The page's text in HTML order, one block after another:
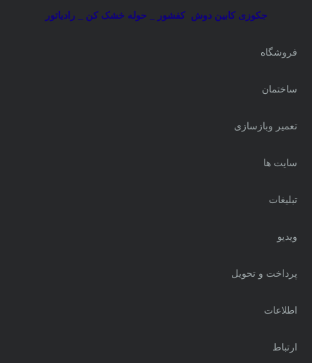
جکوزی کابین دوش کفشور _ حوله خشک کن _ رادیاتور
فروشگاه
ساختمان
تعمیر وبازسازی
سایت ها
تبلیغات
ویدیو
پرداخت و تحویل
اطلاعات
ارتباط